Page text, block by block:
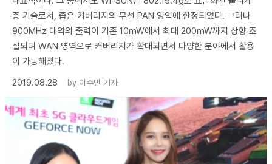
층 기술로서, 좁은 커버리지의 무선 PAN 영역에 한정되었다. 그러나
900MHz 대역의 출력이 기존 10mW에서 최대 200mW까지 상향 조
절되며 WAN 영역으로 커버리지가 확대되면서 다양한 분야에서 활용
이 가능해졌다.
2019.08.28
by 이수민 기자